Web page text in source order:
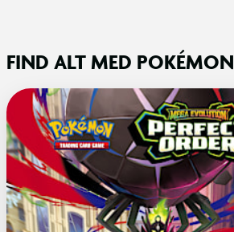
FIND ALT MED POKÉMON